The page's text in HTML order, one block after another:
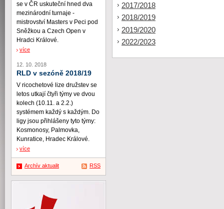
2017/2018
2018/2019
2019/2020
2022/2023
se v ČR uskuteční hned dva
mezinárodní turnaje -
mistrovství Masters v Peci pod
Sněžkou a Czech Open v
Hradci Králové.
více
12. 10. 2018
RLD v sezóně 2018/19
V ricochetové lize družstev se
letos utkají čtyři týmy ve dvou
kolech (10.11. a 2.2.)
systémem každý s každým. Do
ligy jsou přihlášeny tyto týmy:
Kosmonosy, Palmovka,
Kunratice, Hradec Králové.
více
Archív aktualit RSS